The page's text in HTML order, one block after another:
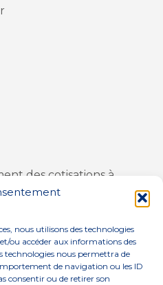
nous utilisons des technologies
ou accéder aux informations des
technologies nous permettra de
de navigation ou les ID
consentir ou de retirer son
des cotisations à
: annulation de la
dans les ERP
dernières évolutions